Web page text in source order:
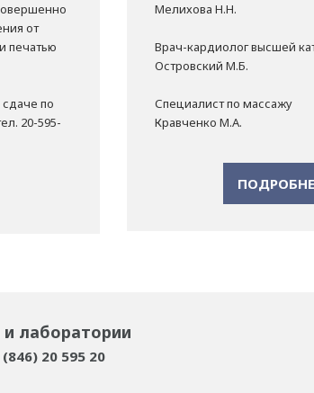
от
печатью
по
20-595-
Мелихова Н.Н.
Врач-кардиолог высшей
Островский М.Б.
Специалист по массажу
Кравченко М.А.
лаборатории
20 595 20